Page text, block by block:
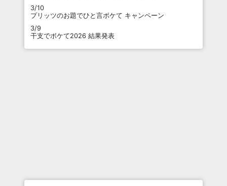
3/10
プリッツのお題でひと言ボケて キャンペーン
3/9
干支でボケて2026 結果発表